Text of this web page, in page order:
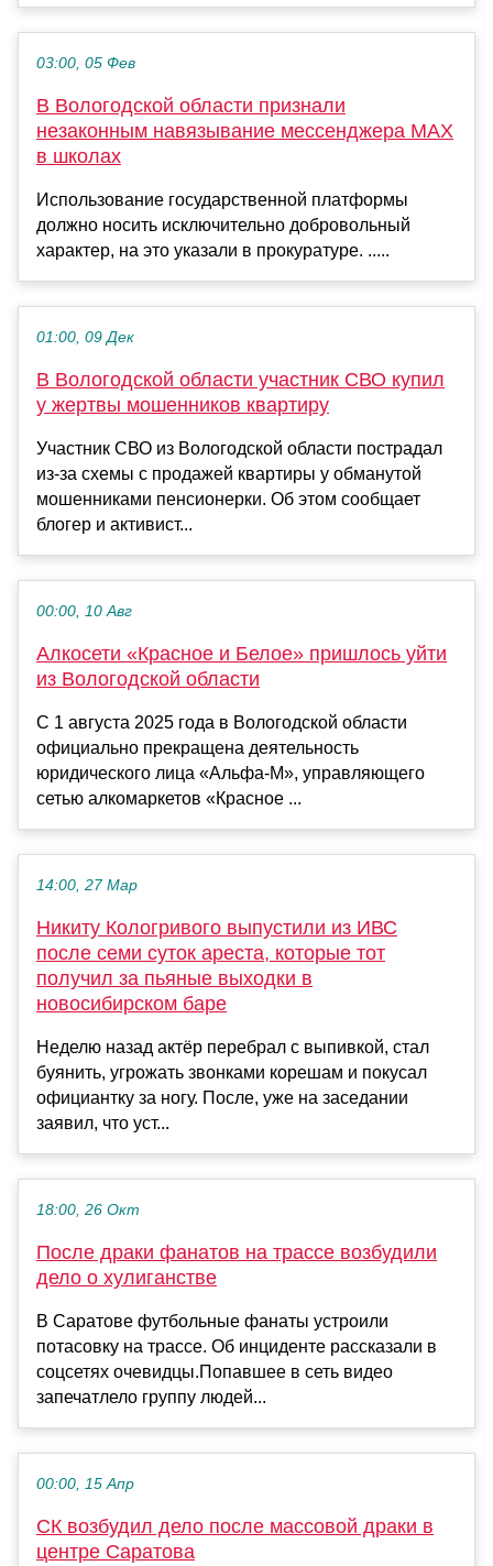
03:00, 05 Фев
В Вологодской области признали
незаконным навязывание мессенджера MAX
в школах
Использование государственной платформы
должно носить исключительно добровольный
характер, на это указали в прокуратуре. .....
01:00, 09 Дек
В Вологодской области участник СВО купил
у жертвы мошенников квартиру
Участник СВО из Вологодской области пострадал
из-за схемы с продажей квартиры у обманутой
мошенниками пенсионерки. Об этом сообщает
блогер и активист...
00:00, 10 Авг
Алкосети «Красное и Белое» пришлось уйти
из Вологодской области
С 1 августа 2025 года в Вологодской области
официально прекращена деятельность
юридического лица «Альфа-М», управляющего
сетью алкомаркетов «Красное ...
14:00, 27 Мар
Никиту Кологривого выпустили из ИВС
после семи суток ареста, которые тот
получил за пьяные выходки в
новосибирском баре
Неделю назад актёр перебрал с выпивкой, стал
буянить, угрожать звонками корешам и покусал
официантку за ногу. После, уже на заседании
заявил, что уст...
18:00, 26 Окт
После драки фанатов на трассе возбудили
дело о хулиганстве
В Саратове футбольные фанаты устроили
потасовку на трассе. Об инциденте рассказали в
соцсетях очевидцы.Попавшее в сеть видео
запечатлело группу людей...
00:00, 15 Апр
СК возбудил дело после массовой драки в
центре Саратова